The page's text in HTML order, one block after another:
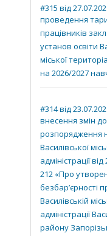
#315 від
проведення
працівників
установ освіти
міської
на 2026/2027
#314 від
внесення змін до
розпорядження
Василівської
адміністрації
212 «Про
безбар’єрності
Василівській
адміністрації
району